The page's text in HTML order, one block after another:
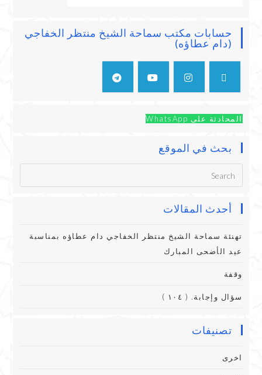
حسابات مكتب سماحة الشيخ منتظر الخفاجي
(دام عطاؤه)
المحادثة على WhatsApp
بحث في الموقع
أحدث المقالات
تهنئة سماحة الشيخ منتظر الخفاجي دام عطاؤه بمناسبة
عيد الأضحى المبارك
وقفة
سؤال وإجابة. ( ١٠٤ )
تصنيفات
اخرى